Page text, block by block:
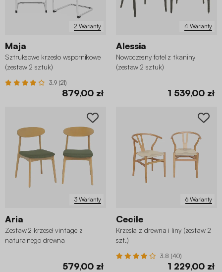
2 Warianty
Maja
Sztruksowe krzesło wspornikowe
(zestaw 2 sztuk)
3.9 (21)
879,00 zł
4 Warianty
Alessia
Nowoczesny fotel z tkaniny
(zestaw 2 sztuk)
1 539,00 zł
3 Warianty
Aria
Zestaw 2 krzeseł vintage z
naturalnego drewna
579,00 zł
6 Warianty
Cecile
Krzesła z drewna i liny (zestaw 2
szt.)
3.8 (40)
1 229,00 zł